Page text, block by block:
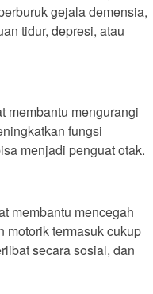
gejala demensia,
tidur, depresi, atau
membantu mengurangi
fungsi
menjadi penguat otak.
membantu mencegah
motorik termasuk cukup
secara sosial, dan